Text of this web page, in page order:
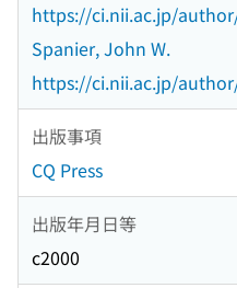
https://ci.nii.ac.jp/
Spanier, John W.
https://ci.nii.ac.jp/
出版事項
CQ Press
出版年月日等
c2000